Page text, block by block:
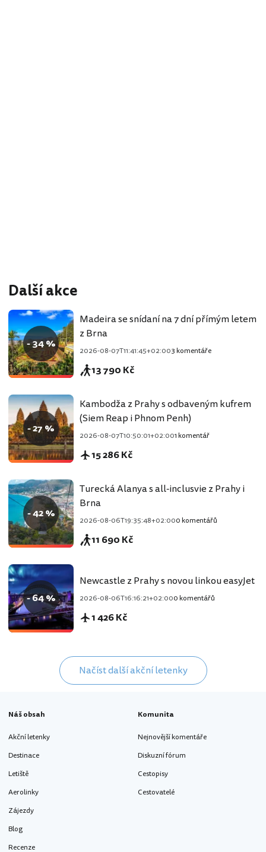
Další akce
- 34 %
Madeira se snídaní na 7 dní přímým letem
z Brna
2026-08-07T11:41:45+02:003 komentáře
13 790 Kč
- 27 %
Kambodža z Prahy s odbaveným kufrem
(Siem Reap i Phnom Penh)
2026-08-07T10:50:01+02:001 komentář
15 286 Kč
- 42 %
Turecká Alanya s all-inclusvie z Prahy i
Brna
2026-08-06T19:35:48+02:000 komentářů
11 690 Kč
- 64 %
Newcastle z Prahy s novou linkou easyJet
2026-08-06T16:16:21+02:000 komentářů
1 426 Kč
Načíst další akční letenky
Náš obsah
Akční letenky
Destinace
Letiště
Aerolinky
Zájezdy
Blog
Recenze
Komunita
Nejnovější komentáře
Diskuzní fórum
Cestopisy
Cestovatelé